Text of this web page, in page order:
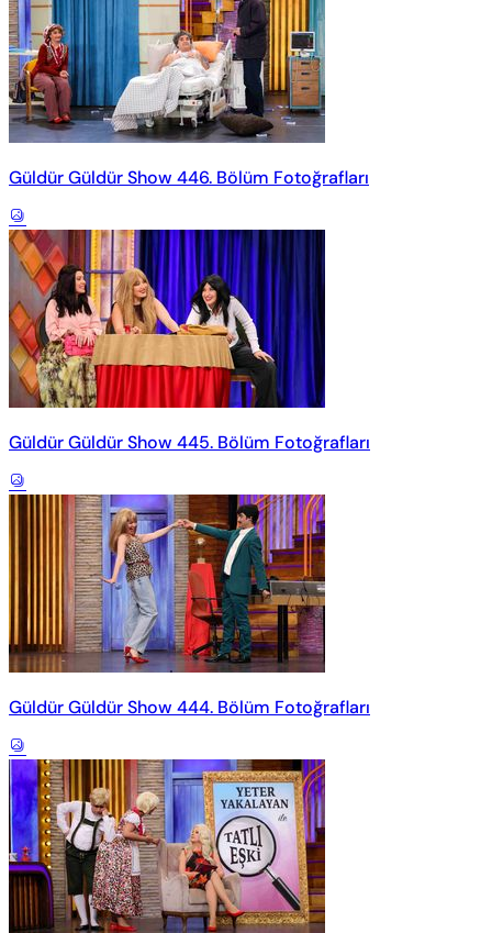
Güldür Güldür Show 446. Bölüm Fotoğrafları
Güldür Güldür Show 445. Bölüm Fotoğrafları
Güldür Güldür Show 444. Bölüm Fotoğrafları